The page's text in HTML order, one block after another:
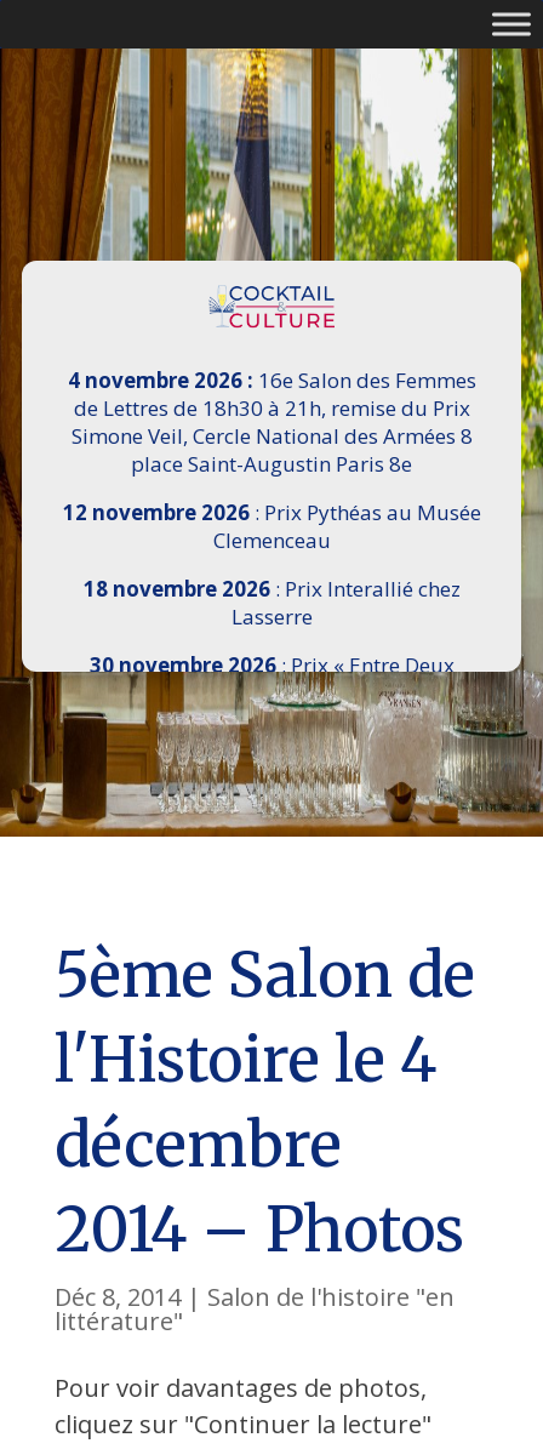
4 novembre 2026 : 16e Salon des Femmes
de Lettres de 18h30 à 21h, remise du Prix
Simone Veil, Cercle National des Armées 8
place Saint-Augustin Paris 8e
12 novembre 2026: Prix Pythéas au Musée
Clemenceau
18 novembre 2026: Prix Interallié chez
Lasserre
30 novembre 2026: Prix « Entre Deux
Rives » I Scemi Astutti au Sénat
7 décembre 2026 :16e Salon de l’Histoire de
18h30 à 21h, remise du Prix du Guesclin,
Cercle National des Armées 8 place Saint-
Augustin Paris 8e
5ème Salon de
l'Histoire le 4
décembre
2014 – Photos
Déc 8, 2014| Salon de l'histoire "en
littérature"
Pour voir davantages de photos,
cliquez sur "Continuer la lecture"